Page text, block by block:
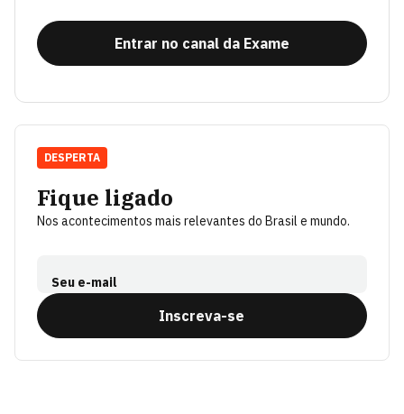
Entrar no canal da Exame
Fique ligado
Nos acontecimentos mais relevantes do Brasil e mundo.
Seu e-mail
Inscreva-se
DESPERTA